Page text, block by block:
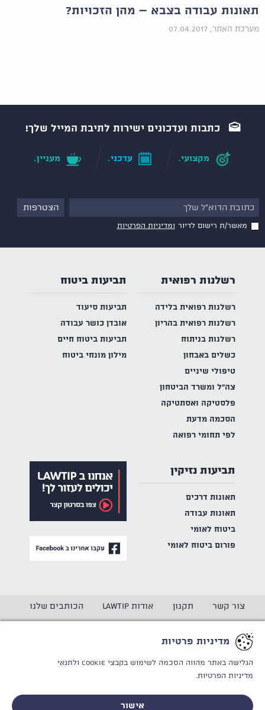
תאונות עבודה בצבא – מהן הזכויות?
מערכת האתר, 07.04.2017
כתבות ועדכונים ישירות לתיבת המייל שלך!
מקצועי. עדכני. מעניין.
מאשר/ת רישום לדיור ומדיניות הפרטיות
רשלנות רפואית
רשלנות רפואית בלידה
רשלנות רפואית בהריון
רשלנות בניתוח
כשלים באבחון
טיפולי שיניים
צה"ל ומשרד הביטחון
פלסטיקה ואסתטיקה
הסכמה מדעת
לפי תחומי רפואה
תביעות ביטוח
תביעות סיעוד
אובדן כושר עבודה
תביעות ביטוח חיים
מילון מונחי ביטוח
תביעות נזיקין
תאונות דרכים
תאונות עבודה
ביטוח לאומי
פורום ביטוח לאומי
צור קשר תקנון אודות LAWTIP הכותבים שלנו
מדיניות פרטיות
הגלישה באתר מהווה הסכמה לשימוש בקבצי Cookie
ולתנאי
מדיניות הפרטיות.
אישור